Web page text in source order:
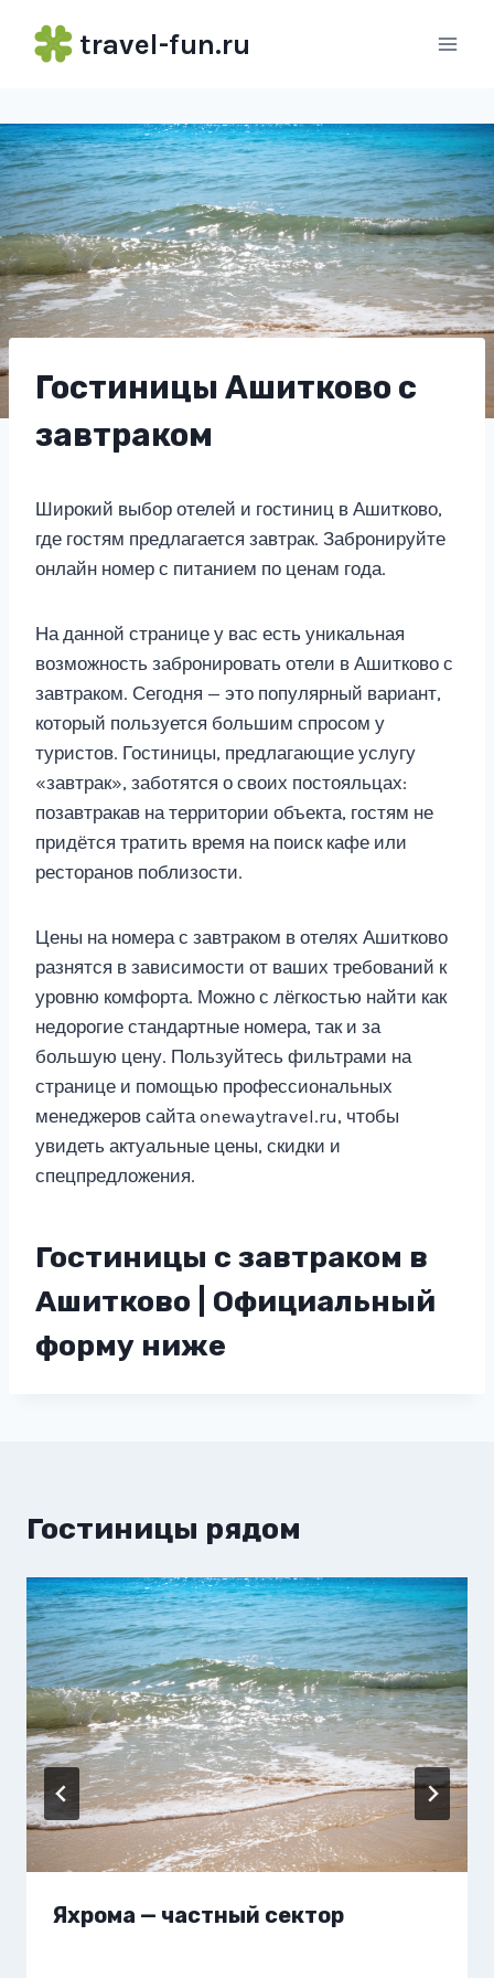
travel-fun.ru
Гостиницы Ашитково с
завтраком
Широкий выбор отелей и гостиниц в Ашитково,
где гостям предлагается завтрак. Забронируйте
онлайн номер с питанием по ценам года.
На данной странице у вас есть уникальная
возможность забронировать отели в Ашитково с
завтраком. Сегодня — это популярный вариант,
который пользуется большим спросом у
туристов. Гостиницы, предлагающие услугу
«завтрак», заботятся о своих постояльцах:
позавтракав на территории объекта, гостям не
придётся тратить время на поиск кафе или
ресторанов поблизости.
Цены на номера с завтраком в отелях Ашитково
разнятся в зависимости от ваших требований к
уровню комфорта. Можно с лёгкостью найти как
недорогие стандартные номера, так и за
большую цену. Пользуйтесь фильтрами на
странице и помощью профессиональных
менеджеров сайта onewaytravel.ru, чтобы
увидеть актуальные цены, скидки и
спецпредложения.
Гостиницы с завтраком в
Ашитково | Официальный
форму ниже
Гостиницы рядом
Яхрома — частный сектор